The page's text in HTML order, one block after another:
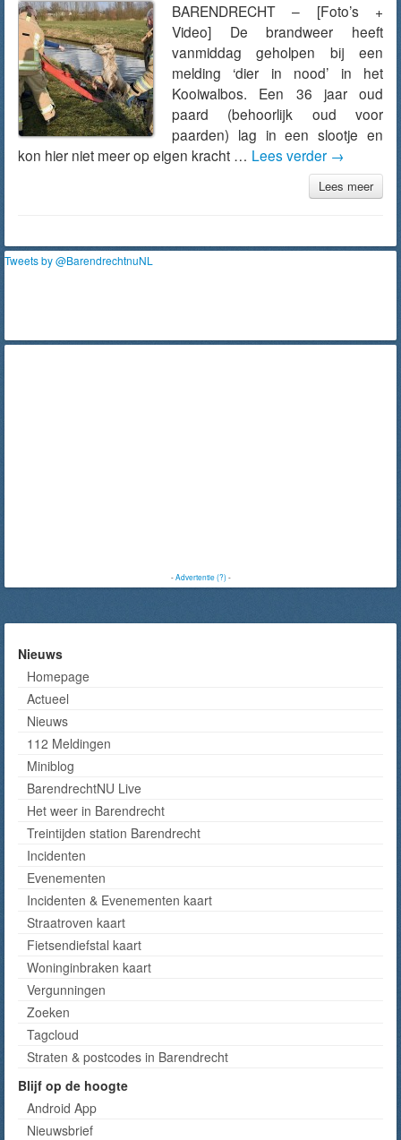
BARENDRECHT – [Foto’s +
Video] De brandweer heeft
vanmiddag geholpen bij een
melding ‘dier in nood’ in het
Kooiwalbos. Een 36 jaar oud
paard (behoorlijk oud voor
paarden) lag in een slootje en
kon hier niet meer op eigen kracht … Lees verder →
Lees meer
Tweets by @BarendrechtnuNL
-Advertentie (?)-
Nieuws
Homepage
Actueel
Nieuws
112 Meldingen
Miniblog
BarendrechtNU Live
Het weer in Barendrecht
Treintijden station Barendrecht
Incidenten
Evenementen
Incidenten & Evenementen kaart
Straatroven kaart
Fietsendiefstal kaart
Woninginbraken kaart
Vergunningen
Zoeken
Tagcloud
Straten & postcodes in Barendrecht
Blijf op de hoogte
Android App
Nieuwsbrief